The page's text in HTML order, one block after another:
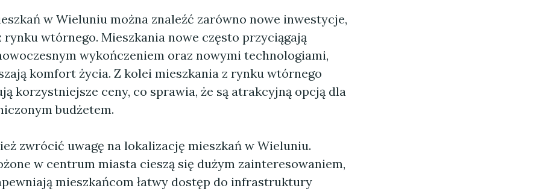
w Wieluniu można znaleźć zarówno nowe inwestycje,
rynku wtórnego. Mieszkania nowe często przyciągają
wykończeniem oraz nowymi technologiami,
komfort życia. Z kolei mieszkania z rynku wtórnego
korzystniejsze ceny, co sprawia, że są atrakcyjną opcją dla
budżetem.
zwrócić uwagę na lokalizację mieszkań w Wieluniu.
w centrum miasta cieszą się dużym zainteresowaniem,
mieszkańcom łatwy dostęp do infrastruktury